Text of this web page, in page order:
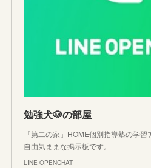
勉強犬🐶の部屋
「第二の家」HOME個別指導塾の学
自由気ままな掲示板です。
LINE OPENCHAT